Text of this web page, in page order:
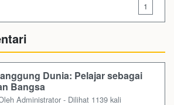
1
Dunia: Pelajar sebagai
Bangsa
Administrator - Dilihat 1139 kali